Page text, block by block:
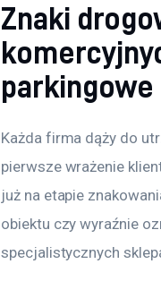
Znaki
Każda firma dąży do
pierwsze wrażenie
już na etapie
obiektu czy wyraźnie
specjalistycznych